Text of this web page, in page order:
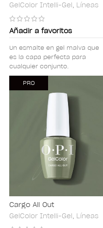
GelColor Intelli-Gel, Líneas
Añadir a favoritos
Un esmalte en gel malva que
es la capa perfecta para
cualquier conjunto.
PRO
Cargo All Out
GelColor Intelli-Gel, Líneas